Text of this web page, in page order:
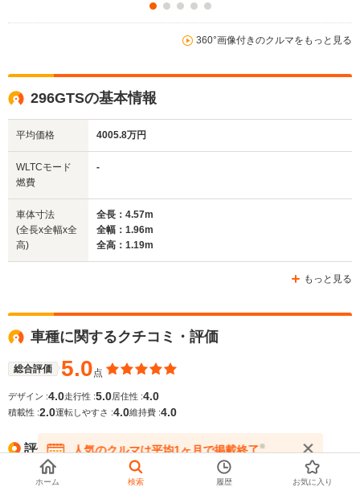
燃費
駆動方式
360°画像付きのクルマをもっと見る
296GTSの基本情報
平均価格 4005.8万円
WLTCモード
燃費
-
車体寸法
(全長x全幅x全
高)
全長：4.57m
全幅：1.96m
全高：1.19m
もっと見る
車種に関するクチコミ・評価
総合評価 5.0点
デザイン :4.0走行性 :5.0居住性 :4.0
積載性 :2.0運転しやすさ :4.0維持費 :4.0
評価の高いレビュー・評判
フェラーリ界の911。
人気のクルマは平均1ヶ月で掲載終了※
在庫が無くなる前にお問い合わせください
ホーム 検索 履歴 お気に入り